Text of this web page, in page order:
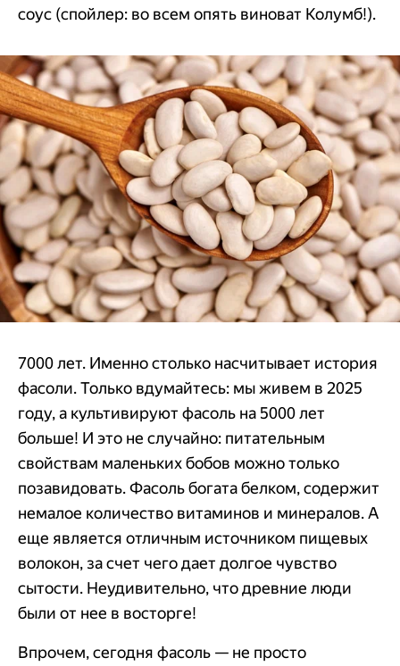
соус (спойлер: во всем опять виноват Колумб!).
7000 лет. Именно столько насчитывает история
фасоли. Только вдумайтесь: мы живем в 2025
году, а культивируют фасоль на 5000 лет
больше! И это не случайно: питательным
свойствам маленьких бобов можно только
позавидовать. Фасоль богата белком, содержит
немалое количество витаминов и минералов. А
еще является отличным источником пищевых
волокон, за счет чего дает долгое чувство
сытости. Неудивительно, что древние люди
были от нее в восторге!
Впрочем, сегодня фасоль — не просто